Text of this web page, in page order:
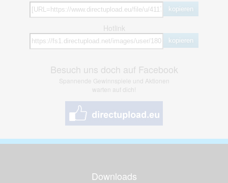
kopieren
Hotlink
kopieren
Besuch uns doch auf Facebook
Spannende Gewinnspiele und Aktionen
warten auf dich!
Downloads